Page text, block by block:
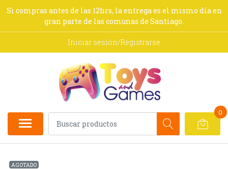
Si compras antes de las 12hrs, la entrega es el mismo día en
gran parte de las comunas de Santiago.
Iniciar sesión/Registrarse
0
AGOTADO